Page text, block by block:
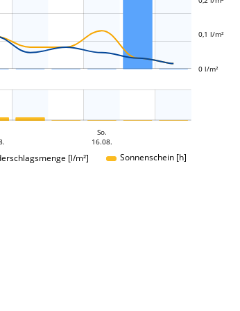
0 l/m²
0,1 l/m²
So.
16.08.
[l/m²] Sonnenschein [h]